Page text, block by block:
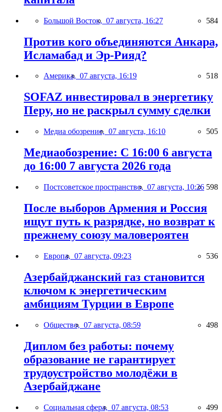
Большой Восток, 07 августа, 16:27 584
Против кого объединяются Анкара,
Исламабад и Эр-Рияд?
Америка, 07 августа, 16:19 518
SOFAZ инвестировал в энергетику
Перу, но не раскрыл сумму сделки
Медиа обозрение, 07 августа, 16:10 505
Медиаобозрение: С 16:00 6 августа
до 16:00 7 августа 2026 года
Постсоветское пространство, 07 августа, 10:26 598
После выборов Армения и Россия
ищут путь к разрядке, но возврат к
прежнему союзу маловероятен
Европа, 07 августа, 09:23 536
Азербайджанский газ становится
ключом к энергетическим
амбициям Турции в Европе
Общество, 07 августа, 08:59 498
Диплом без работы: почему
образование не гарантирует
трудоустройство молодёжи в
Азербайджане
Социальная сфера, 07 августа, 08:53 499